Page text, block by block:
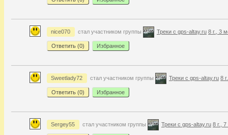
nice070 стал участником группы Треки с gps-altay.ru 8 г., 3
Ответить (0) Избранное
Sweetlady72 стал участником группы Треки с gps-altay.ru 8
Ответить (0) Избранное
Sergey55 стал участником группы Треки с gps-altay.ru 8 г.,